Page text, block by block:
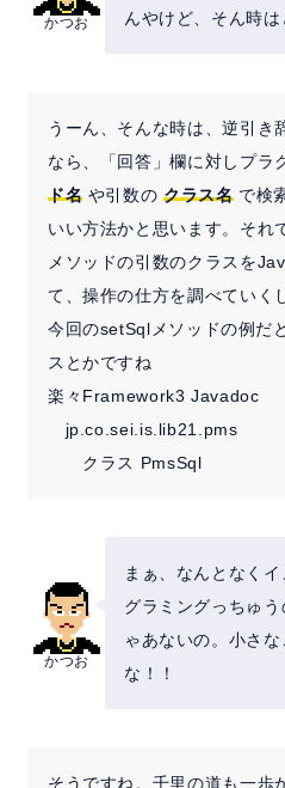
かつお
んやけど、そん時
うーん、そんな時は、逆引き
なら、「回答」欄に対しプラ
ド名 や引数の クラス名で検
いい方法かと思います。それ
メソッドの引数のクラスを
て、操作の仕方を調べていく
今回のsetSqlメソッドの例だ
スとかですね
楽々Framework3 Javadoc
jp.co.sei.is.lib21.pms
クラス PmsSql
かつお
まぁ、なんとなく
グラミングっちゅ
ゃあないの。小さ
な！！
そうですね。千里の道も一歩